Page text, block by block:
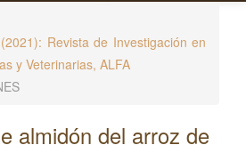
Revista de Investigación en
y Veterinarias, ALFA
almidón del arroz de